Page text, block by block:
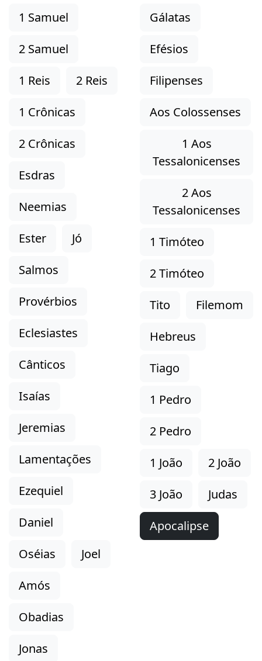
1 Samuel
2 Samuel
1 Reis
2 Reis
1 Crônicas
2 Crônicas
Esdras
Neemias
Ester
Jó
Salmos
Provérbios
Eclesiastes
Cânticos
Isaías
Jeremias
Lamentações
Ezequiel
Daniel
Oséias
Joel
Amós
Obadias
Jonas
Gálatas
Efésios
Filipenses
Aos Colossenses
1 Aos
Tessalonicenses
2 Aos
Tessalonicenses
1 Timóteo
2 Timóteo
Tito
Filemom
Hebreus
Tiago
1 Pedro
2 Pedro
1 João
2 João
3 João
Judas
Apocalipse